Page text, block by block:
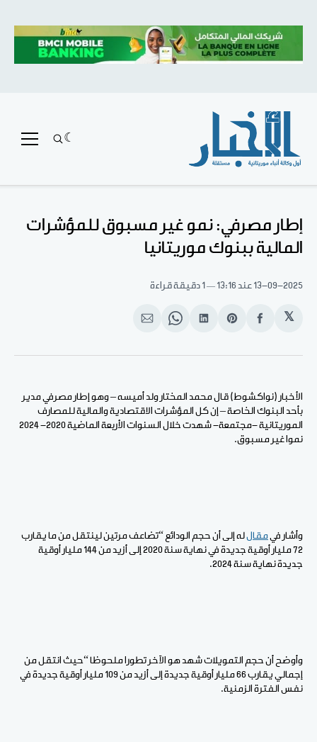
إطار مصرفي: نمو غير مسبوق للمؤشرات
المالية ببنوك موريتانيا
13-09-2025 عند 13:16 1 دقيقة قراءة
𝕏
انشر
الفيسبوك
Share
Pinterest
انشر
لينكد
Share
WhatsApp
انشر
الإيميل
الأخبار (نواكشوط) قال محمد المختار ولد أميسه – وهو إطار مصرفي مدير
بأحد البنوك الخاصة – إن كل المؤشرات الاقتصادية والمالية للمصارف
الموريتانية -مجتمعة- شهدت خلال السنوات الأربعة الماضية 2020- 2024
نموا غير مسبوق.
وأشار فيمقالله إلى أن حجم الودائع “تضاعف مرتين لينتقل من ما يقارب
72 مليار أوقية جديدة في نهاية سنة 2020 إلى أزيد من 144 مليار أوقية
جديدة نهاية سنة 2024.
وأوضح أن حجم التمويلات شهد هو الآخر تطورا ملحوظا “حيث انتقل من
إجمالي يقارب 66 مليار أوقية جديدة إلى أزيد من 109 مليار أوقية جديدة في
نفس الفترة الزمنية.